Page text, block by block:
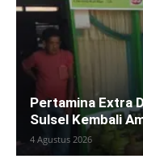
Pertamina Extra
Sulsel Kembali
4 Agustus 2026